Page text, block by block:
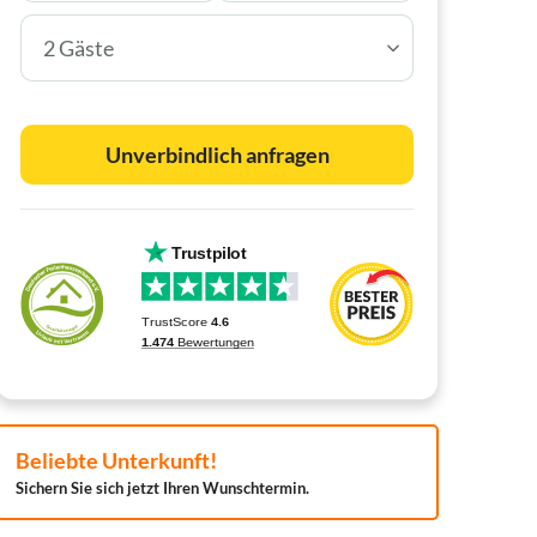
2 Gäste
Unverbindlich anfragen
Beliebte Unterkunft!
Sichern Sie sich jetzt Ihren Wunschtermin.